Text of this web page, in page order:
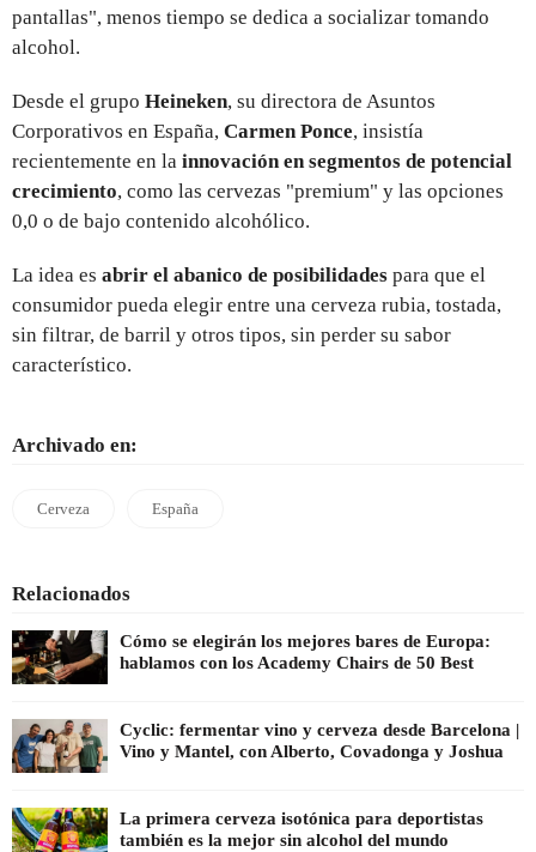
pantallas", menos tiempo se dedica a socializar tomando
alcohol.
Desde el grupo Heineken, su directora de Asuntos
Corporativos en España, Carmen Ponce, insistía
recientemente en la innovación en segmentos de potencial
crecimiento, como las cervezas "premium" y las opciones
0,0 o de bajo contenido alcohólico.
La idea es abrir el abanico de posibilidades para que el
consumidor pueda elegir entre una cerveza rubia, tostada,
sin filtrar, de barril y otros tipos, sin perder su sabor
característico.
Archivado en:
Cerveza España
Relacionados
Cómo se elegirán los mejores bares de Europa:
hablamos con los Academy Chairs de 50 Best
Cyclic: fermentar vino y cerveza desde Barcelona |
Vino y Mantel, con Alberto, Covadonga y Joshua
La primera cerveza isotónica para deportistas
también es la mejor sin alcohol del mundo